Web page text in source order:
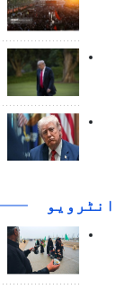
انٹرويو